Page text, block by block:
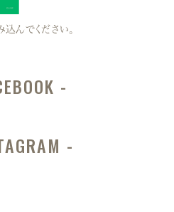
込んでください。